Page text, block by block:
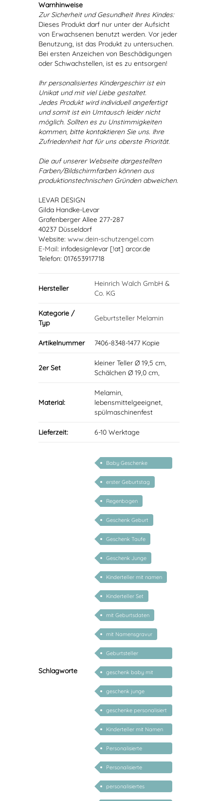
Warnhinweise
Zur Sicherheit und Gesundheit Ihres Kindes:
Dieses Produkt darf nur unter der Aufsicht
von Erwachsenen benutzt werden. Vor jeder
Benutzung, ist das Produkt zu untersuchen.
Bei ersten Anzeichen von Beschädigungen
oder Schwachstellen, ist es zu entsorgen!
Ihr personalisiertes Kindergeschirr ist ein
Unikat und mit viel Liebe gestaltet.
Jedes Produkt wird individuell angefertigt
und somit ist ein Umtausch leider nicht
möglich. Sollten es zu Unstimmigkeiten
kommen, bitte kontaktieren Sie uns. Ihre
Zufriedenheit hat für uns oberste Priorität.
Die auf unserer Webseite dargestellten
Farben/Bildschirmfarben können aus
produktionstechnischen Gründen abweichen.
LEVAR DESIGN
Gilda Handke-Levar
Grafenberger Allee 277-287
40237 Düsseldorf
Website: www.dein-schutzengel.com
E-Mail: infodesignlevar [!at] arcor.de
Telefon: 017653917718
Hersteller
Heinrich Walch GmbH &
Co. KG
Kategorie /
Typ
Geburtsteller Melamin
Artikelnummer 7406-8348-1477 Kopie
2er Set
kleiner Teller Ø 19,5 cm,
Schälchen Ø 19,0 cm,
Material:
Melamin,
lebensmittelgeeignet,
spülmaschinenfest
Lieferzeit: 6-10 Werktage
Schlagworte
Baby Geschenke
personalisierbar
erster Geburtstag
Regenbogen
Geschenk Geburt
Geschenk Taufe
Geschenk Junge
Kinderteller mit namen
Kinderteller Set
mit Geburtsdaten
mit Namensgravur
Geburtsteller
personalisiert
geschenk baby mit
namen
geschenk junge
mädchen
geschenke personalisiert
kinder
Kinderteller mit Namen
personalisiert
Personalisierte
Babygeschenke
Personalisierte
Geschenke für Kinder
personalisiertes
Geschenk Baby